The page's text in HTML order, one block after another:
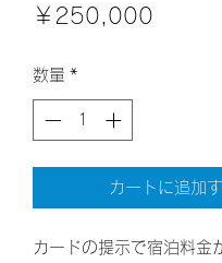
￥250,000
数量 *
カートに追加
カードの提示で宿泊料金